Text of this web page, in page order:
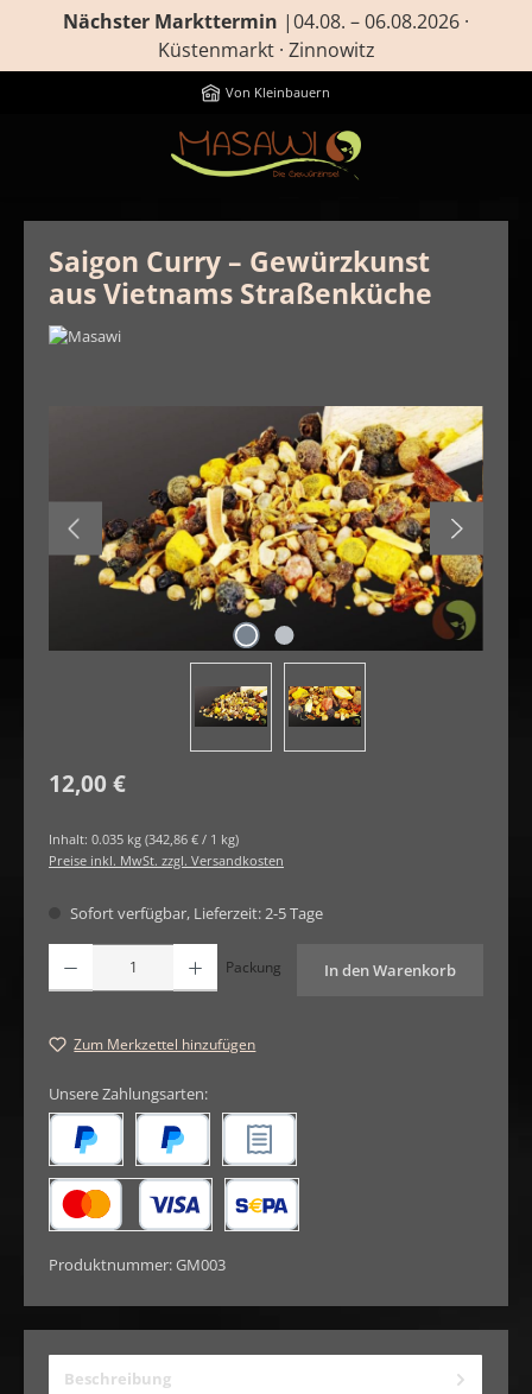
Zum Hauptinhalt springen
Nächster Markttermin |04.08. – 06.08.2026 ·
Küstenmarkt · Zinnowitz
Von Kleinbauern
Saigon Curry – Gewürzkunst
aus Vietnams Straßenküche
Regulärer Preis:
12,00 €
Inhalt: 0.035 kg (342,86 € / 1 kg)
Preise inkl. MwSt. zzgl. Versandkosten
Sofort verfügbar, Lieferzeit: 2-5 Tage
Packung In den Warenkorb
Zum Merkzettel hinzufügen
Unsere Zahlungsarten:
Später Bezahlen
PayPal Rechnungskauf
Produktnummer:GM003
Beschreibung